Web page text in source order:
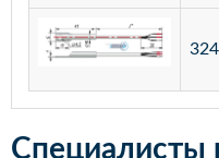
324
Специалисты